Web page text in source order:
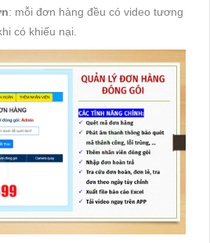
: mỗi đơn hàng đều có video tương
có khiếu nại.